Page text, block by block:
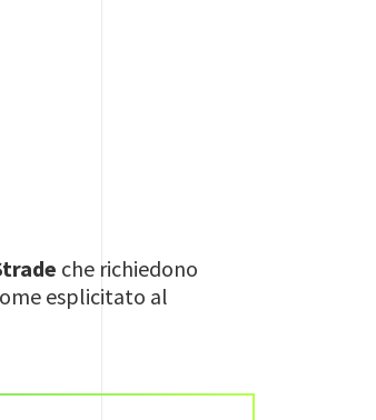
che richiedono
esplicitato al